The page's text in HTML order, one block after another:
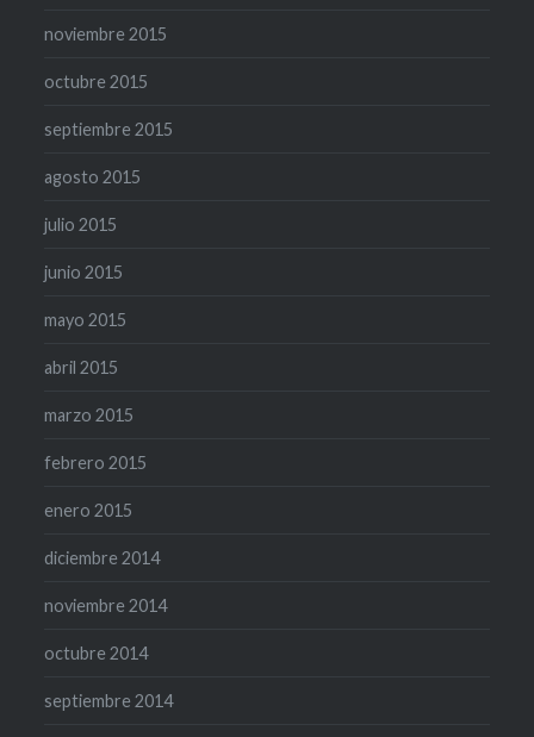
noviembre 2015
octubre 2015
septiembre 2015
agosto 2015
julio 2015
junio 2015
mayo 2015
abril 2015
marzo 2015
febrero 2015
enero 2015
diciembre 2014
noviembre 2014
octubre 2014
septiembre 2014